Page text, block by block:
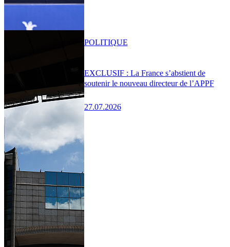
EXCLUSIF : La France s’abstient de
soutenir le nouveau directeur de l’APPF
27.07.2026
POLITIQUE